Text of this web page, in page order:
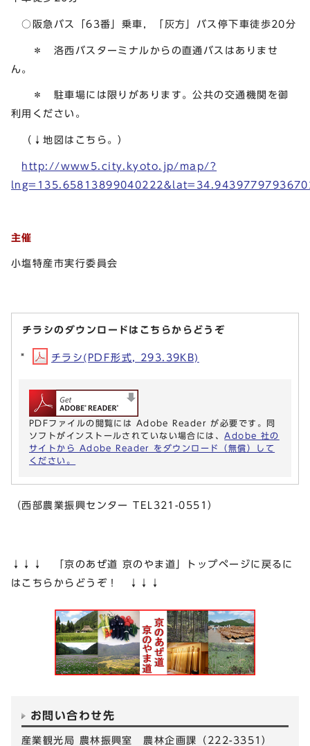
○阪急バス「63番」乗車，「灰方」バス停下車徒歩20分
＊ 洛西バスターミナルからの直通バスはありませ
ん。
＊ 駐車場には限りがあります。公共の交通機関を御
利用ください。
（↓地図はこちら。）
http://www5.city.kyoto.jp/map/?
主催
小塩特産市実行委員会
チラシのダウンロードはこちらからどうぞ
チラシ(PDF形式, 293.39KB)
PDFファイルの閲覧には Adobe Reader が必要です。同
ソフトがインストールされていない場合には、 Adobe 社の
サイトから Adobe Reader をダウンロード（無償）して
ください。
（西部農業振興センター TEL321-0551）
↓↓↓ 「京のあぜ道 京のやま道」トップページに戻るに
はこちらからどうぞ！ ↓↓↓
お問い合わせ先
産業観光局 農林振興室 農林企画課（222-3351）